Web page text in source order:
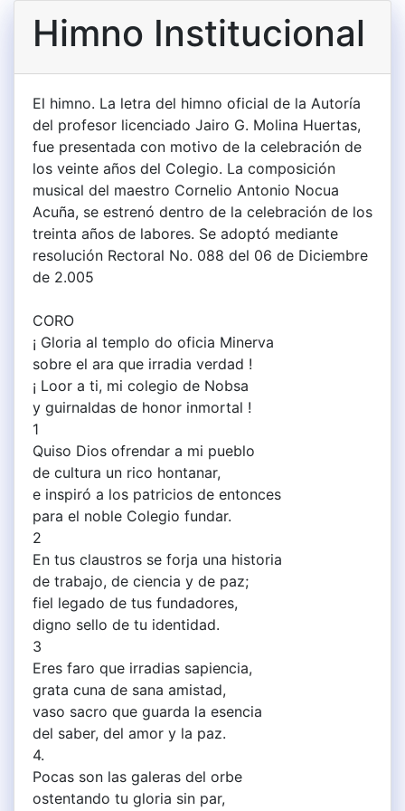
Himno Institucional
El himno. La letra del himno oficial de la Autoría
del profesor licenciado Jairo G. Molina Huertas,
fue presentada con motivo de la celebración de
los veinte años del Colegio. La composición
musical del maestro Cornelio Antonio Nocua
Acuña, se estrenó dentro de la celebración de los
treinta años de labores. Se adoptó mediante
resolución Rectoral No. 088 del 06 de Diciembre
de 2.005
CORO
¡ Gloria al templo do oficia Minerva
sobre el ara que irradia verdad !
¡ Loor a ti, mi colegio de Nobsa
y guirnaldas de honor inmortal !
1
Quiso Dios ofrendar a mi pueblo
de cultura un rico hontanar,
e inspiró a los patricios de entonces
para el noble Colegio fundar.
2
En tus claustros se forja una historia
de trabajo, de ciencia y de paz;
fiel legado de tus fundadores,
digno sello de tu identidad.
3
Eres faro que irradias sapiencia,
grata cuna de sana amistad,
vaso sacro que guarda la esencia
del saber, del amor y la paz.
4.
Pocas son las galeras del orbe
ostentando tu gloria sin par,